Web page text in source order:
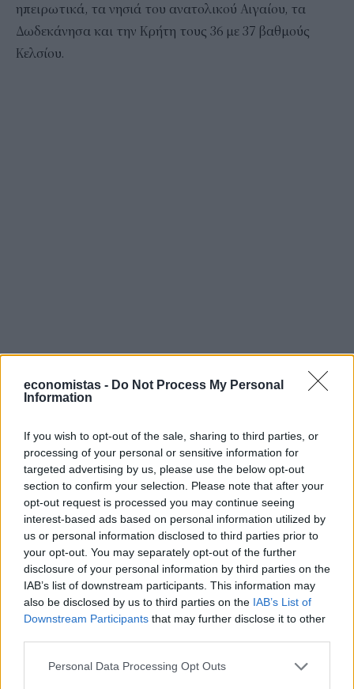
economistas - Do Not Process My Personal
Information
If you wish to opt-out of the sale, sharing to third parties, or
processing of your personal or sensitive information for
targeted advertising by us, please use the below opt-out
section to confirm your selection. Please note that after your
opt-out request is processed you may continue seeing
interest-based ads based on personal information utilized by
us or personal information disclosed to third parties prior to
your opt-out. You may separately opt-out of the further
disclosure of your personal information by third parties on the
IAB’s list of downstream participants. This information may
also be disclosed by us to third parties on the IAB’s List of
Downstream Participants that may further disclose it to other
Personal Data Processing Opt Outs
ηπειρωτικά, τα νησιά του ανατολικού Αιγαίου, τα
Δωδεκάνησα και την Κρήτη τους 36 με 37 βαθμούς
Κελσίου.
ΠΡΟΓΝΩΣΗ ΓΙΑ ΤΗΝ ΤΕΤΑΡΤΗ 21-08-
2024
Στις Κυκλάδες, τα νησιά του ανατολικού Αιγαίου και
τα Δωδεκάνησα, προβλέπεται γενικά αίθριος καιρός,
μεσημέρι και το απόγευμα. Στην υπόλοιπη χώρα